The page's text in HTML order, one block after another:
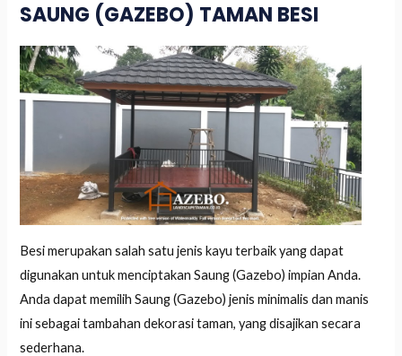
SAUNG (GAZEBO) TAMAN BESI
Besi merupakan salah satu jenis kayu terbaik yang dapat
digunakan untuk menciptakan Saung (Gazebo) impian Anda.
Anda dapat memilih Saung (Gazebo) jenis minimalis dan manis
ini sebagai tambahan dekorasi taman, yang disajikan secara
sederhana.